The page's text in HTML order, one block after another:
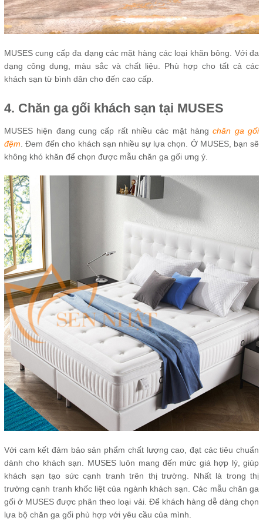
MUSES cung cấp đa dạng các mặt hàng các loại khăn bông. Với đa
dạng công dụng, màu sắc và chất liệu. Phù hợp cho tất cả các
khách sạn từ bình dân cho đến cao cấp.
4. Chăn ga gối khách sạn tại MUSES
MUSES hiện đang cung cấp rất nhiều các mặt hàngchăn ga gối
đệm . Đem đến cho khách sạn nhiều sự lựa chọn. Ở MUSES, bạn sẽ
không khó khăn để chọn được mẫu chăn ga gối ưng ý.
Với cam kết đảm bảo sản phẩm chất lượng cao, đạt các tiêu chuẩn
dành cho khách sạn. MUSES luôn mang đến mức giá hợp lý, giúp
khách sạn tạo sức cạnh tranh trên thị trường. Nhất là trong thị
trường cạnh tranh khốc liệt của ngành khách sạn. Các mẫu chăn ga
gối ở MUSES được phân theo loại vải. Để khách hàng dễ dàng chọn
lựa bộ chăn ga gối phù hợp với yêu cầu của mình.